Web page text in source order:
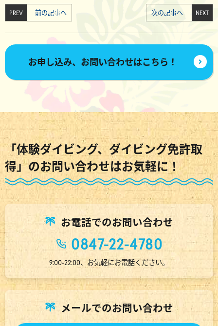
PREV 前の記事へ NEXT
次の記事へ
お申し込み、お問い合わせはこちら！
「体験ダイビング、ダイビング免許取
得」のお問い合わせはお気軽に！
お電話でのお問い合わせ
0847-22-4780
9:00-22:00、お気軽にお電話ください。
メールでのお問い合わせ